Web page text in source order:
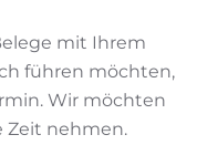
mit Ihrem
führen möchten,
Wir möchten
Zeit nehmen.